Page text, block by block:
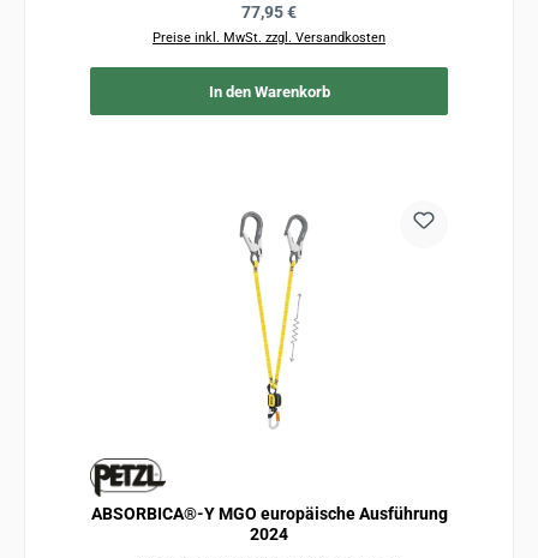
Regulärer Preis:
77,95 €
Preise inkl. MwSt. zzgl. Versandkosten
In den Warenkorb
ABSORBICA®-Y MGO europäische Ausführung
2024